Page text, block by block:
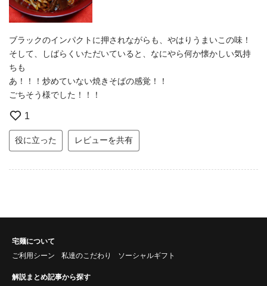
ブラックのインパクトに押されながらも、やはりうまいこの味！
そして、しばらくいただいていると、なにやら何か懐かしい気持
ちも
あ！！！炒めていない焼きそばの感覚！！
ごちそう様でした！！！
1
役に立った レビューを共有
宅麺について
ご利用シーン
私達のこだわり ソーシャルギフト
解説まとめ記事から探す